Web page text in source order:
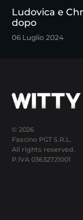
Ludovica e
dopo
06 Luglio 2024
© 2026
Fascino PGT S.R.L.
All rights reserved.
P.IVA 03632721001